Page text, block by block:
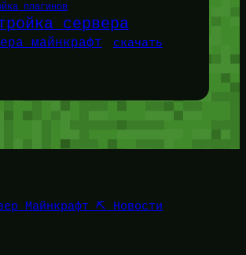
плагинов
сервера
майнкрафт скачать
Майнкрафт ⛏️ Новости